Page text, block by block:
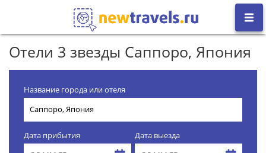
Отели 3 звезды Саппоро, Япония
Название города или отеля
Дата прибытия Дата выезда